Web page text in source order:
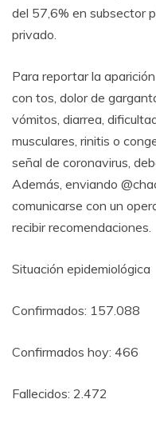
del 57,6% en subsector
privado.
Para reportar la
con tos, dolor de
vómitos, diarrea,
musculares, rinitis o
señal de coronavirus,
Además, enviando
comunicarse con un
recibir recomendaciones.
Situación epidemiológica
Confirmados: 157.088
Confirmados hoy: 466
Fallecidos: 2.472